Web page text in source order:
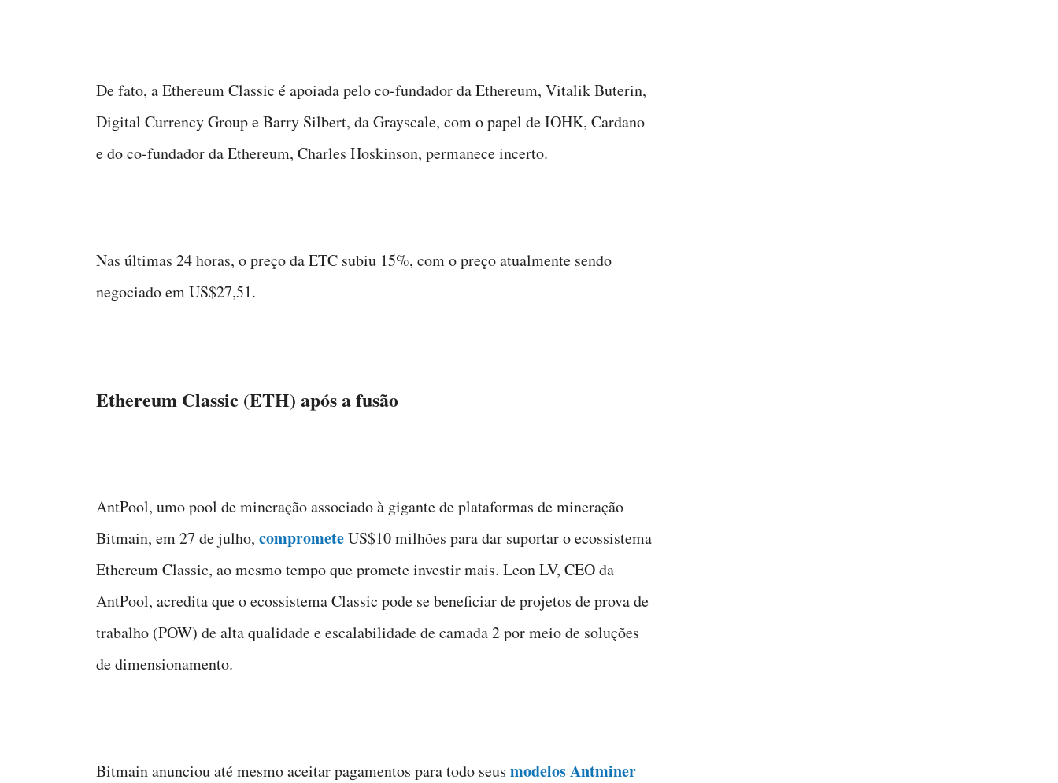
De fato, a Ethereum Classic é apoiada pelo co-fundador da Ethereum, Vitalik Buterin,
Digital Currency Group e Barry Silbert, da Grayscale, com o papel de IOHK, Cardano
e do co-fundador da Ethereum, Charles Hoskinson, permanece incerto.
Nas últimas 24 horas, o preço da ETC subiu 15%, com o preço atualmente sendo
negociado em US$27,51.
Ethereum Classic (ETH) após a fusão
AntPool, umo pool de mineração associado à gigante de plataformas de mineração
Bitmain, em 27 de julho, comprometeUS$10 milhões para dar suportar o ecossistema
Ethereum Classic, ao mesmo tempo que promete investir mais. Leon LV, CEO da
AntPool, acredita que o ecossistema Classic pode se beneficiar de projetos de prova de
trabalho (POW) de alta qualidade e escalabilidade de camada 2 por meio de soluções
de dimensionamento.
Bitmain anunciou até mesmo aceitar pagamentos para todo seus modelos Antminer